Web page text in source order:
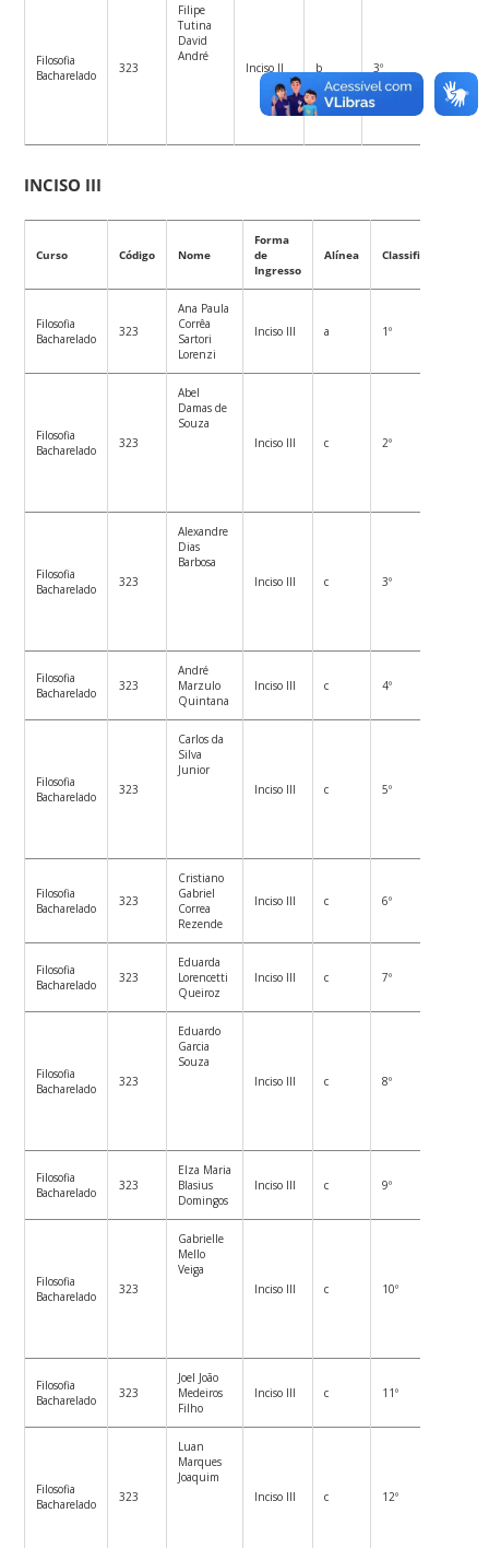
Filosofia
Bacharelado
323
Filipe
Tutina
David
André
Inciso II b 3º
INCISO III
Curso Código Nome
Forma
de
Ingresso
Alínea Classificação
Filosofia
Bacharelado
323
Ana Paula
Corrêa
Sartori
Lorenzi
Inciso III a 1º
Filosofia
Bacharelado
323
Abel
Damas de
Souza
Inciso III
c 2º
Filosofia
Bacharelado
323
Alexandre
Dias
Barbosa
Inciso III
c 3º
Filosofia
Bacharelado
323
André
Marzulo
Quintana
Inciso III c 4º
Filosofia
Bacharelado
323
Carlos da
Silva
Junior
Inciso III
c 5º
Filosofia
Bacharelado
323
Cristiano
Gabriel
Correa
Rezende
Inciso III c 6º
Filosofia
Bacharelado
323
Eduarda
Lorencetti
Queiroz
Inciso III c 7º
Filosofia
Bacharelado
323
Eduardo
Garcia
Souza
Inciso III
c 8º
Filosofia
Bacharelado
323
Elza Maria
Blasius
Domingos
Inciso III c 9º
Filosofia
Bacharelado
323
Gabrielle
Mello
Veiga
Inciso III
c 10º
Filosofia
Bacharelado
323
Joel João
Medeiros
Filho
Inciso III c 11º
Filosofia
Bacharelado
323
Luan
Marques
Joaquim
Inciso III
c 12º